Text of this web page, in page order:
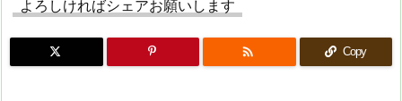
よろしければシェアお願いします
 Copy